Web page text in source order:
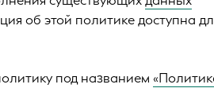
об этой политике доступна
под названием